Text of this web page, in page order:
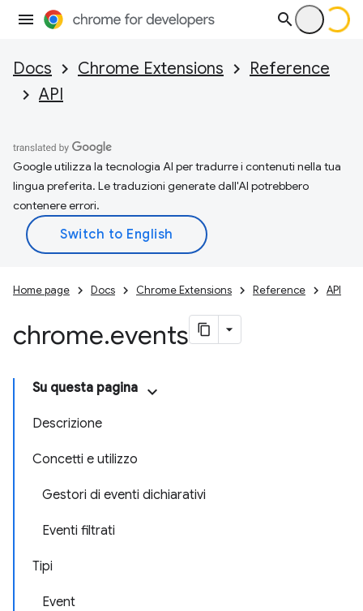
Docs Chrome Extensions
Reference
API
Google utilizza la tecnologia AI per tradurre i contenuti nella tua
lingua preferita. Le traduzioni generate dall'AI potrebbero
contenere errori.
Home page Docs Chrome Extensions Reference API
chrome.events
Su questa pagina
Descrizione
Concetti e utilizzo
Gestori di eventi dichiarativi
Eventi filtrati
Tipi
Event